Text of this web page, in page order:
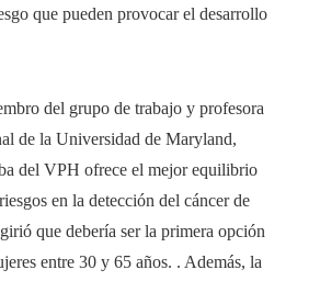
que pueden provocar el desarrollo
del grupo de trabajo y profesora
de la Universidad de Maryland,
del VPH ofrece el mejor equilibrio
en la detección del cáncer de
que debería ser la primera opción
entre 30 y 65 años. . Además, la